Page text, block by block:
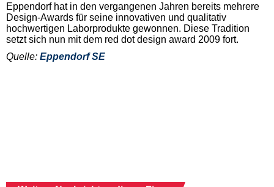
Eppendorf hat in den vergangenen Jahren bereits mehrere
Design-Awards für seine innovativen und qualitativ
hochwertigen Laborprodukte gewonnen. Diese Tradition
setzt sich nun mit dem red dot design award 2009 fort.
Quelle: Eppendorf SE